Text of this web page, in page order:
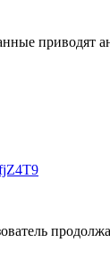
приводят